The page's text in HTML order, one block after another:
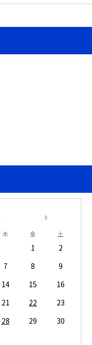
木 金 土
1
2
7 8
9
14 15
16
21 22
23
28 29
30